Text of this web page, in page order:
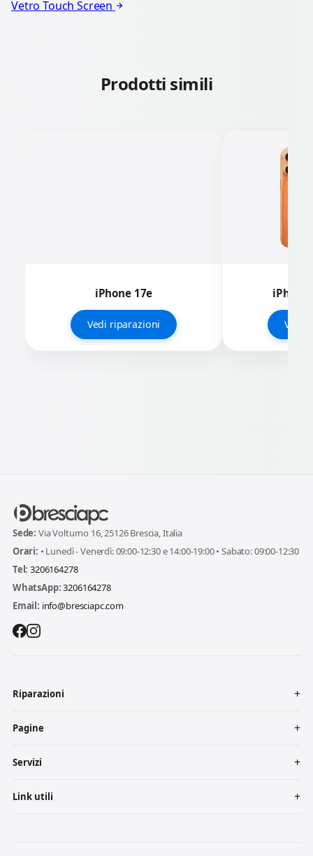
Vetro Touch Screen
Prodotti simili
iPhone 17e
Vedi riparazioni
iPhone
Vedi
Sede: Via Volturno 16, 25126 Brescia, Italia
Orari: • Lunedì - Venerdì: 09:00-12:30 e 14:00-19:00 • Sabato: 09:00-12:30
Tel: 3206164278
WhatsApp:3206164278
Email: info@bresciapc.com
Riparazioni
Pagine
Servizi
Link utili